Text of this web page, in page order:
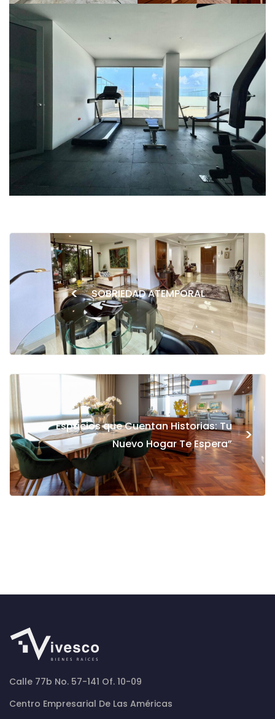
< SOBRIEDAD ATEMPORAL
“Espacios que Cuentan Historias: Tu
Nuevo Hogar Te Espera”
>
Calle 77b No. 57-141 Of. 10-09
Centro Empresarial De Las Américas